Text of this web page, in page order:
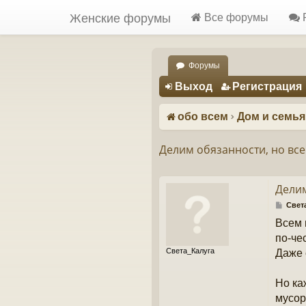
Женские форумы Все форумы
Регистрация
Форумы
Выход Регистрация
обо всем Дом и семья
Делим обязанности, но
Света_Калуга
С
о
б
е
е
Всем
по-
Даже
Но